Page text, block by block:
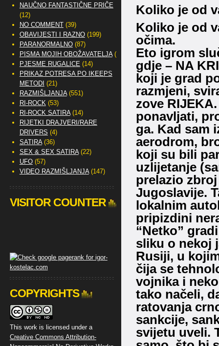
Koliko je od
Koliko je od
očima.
Eto igrom
gdje – NA
koji je grad
razmjeni,
zove
ponavljati,
ga. Kad sam
aerodrom,
koji su bili
uzlijetanje
prelazio
Jugoslavije.
lokalnim
pripizdini
“Netko”
sliku o nekoj
Rusiji, u
čija se
vojnika i
tako načeli,
ratovanja
sankcije,
svijetu uveli.
NAUČNO FANTASTIČNE PRIČE
(12)
NO COMMENT(39)
OBAVIJESTI I RAZNO(199)
PARANORMALNO(87)
PISMA MOJIH OBOŽAVATELJA(2)
PJESME RUGALICE (14)
PRIKAZ POTRESA PO IKEEPS
METODI (21)
RAZMIŠLJANJA(551)
RI-ROCK(53)
RI-ROCK SATIRA(14)
RIJETKI DRAJVERI/RARE
DRIVERS (4)
SATIRA(36)
SEX & SEX SATIRA(22)
UFO(57)
VIDEO RAZMIŠLJANJA(147)
VISITOR COUNTER
COPYRIGHTS
This work is licensed under a
Creative Commons Attribution-